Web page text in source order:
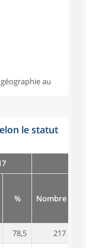
au
le statut
% Nombre
78,5 217